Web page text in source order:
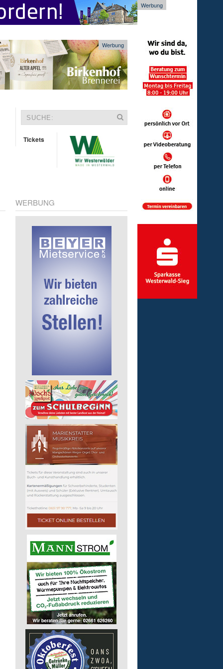
Werbung
Werbung
Tickets
WERBUNG